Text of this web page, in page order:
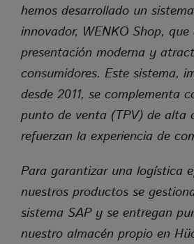
hemos desarrollado un
innovador, WENKO Shop, que
presentación moderna y
consumidores. Este sistema,
desde 2011, se complementa
punto de venta (TPV) de alta
refuerzan la experiencia de
Para garantizar una logística
nuestros productos se
sistema SAP y se entregan
nuestro almacén propio en